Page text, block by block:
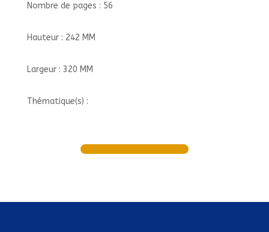
Nombre de pages : 56
Hauteur : 242 MM
Largeur : 320 MM
Thématique(s) :